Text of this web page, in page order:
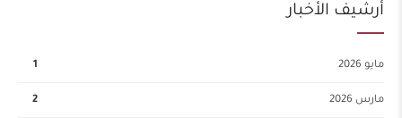
أرشيف الأخبار
مايو 2026 1
مارس 2026 2